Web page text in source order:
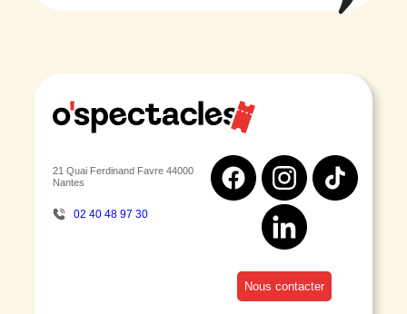
21 Quai Ferdinand Favre 44000
Nantes
02 40 48 97 30
Nous contacter